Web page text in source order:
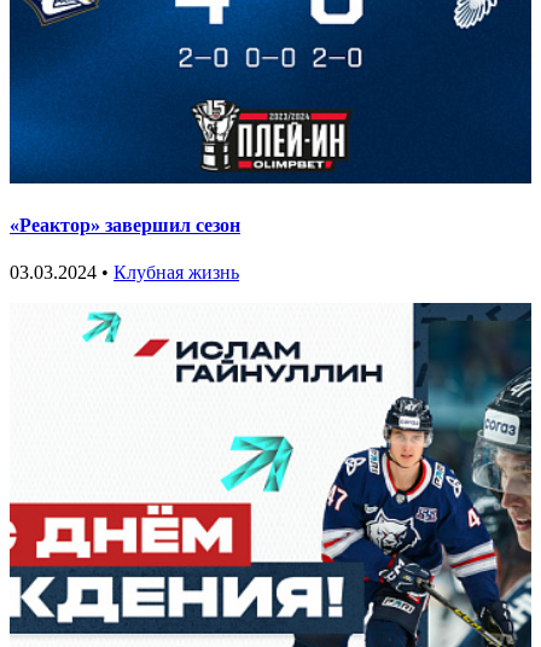
«Реактор» завершил сезон
03.03.2024 • Клубная жизнь